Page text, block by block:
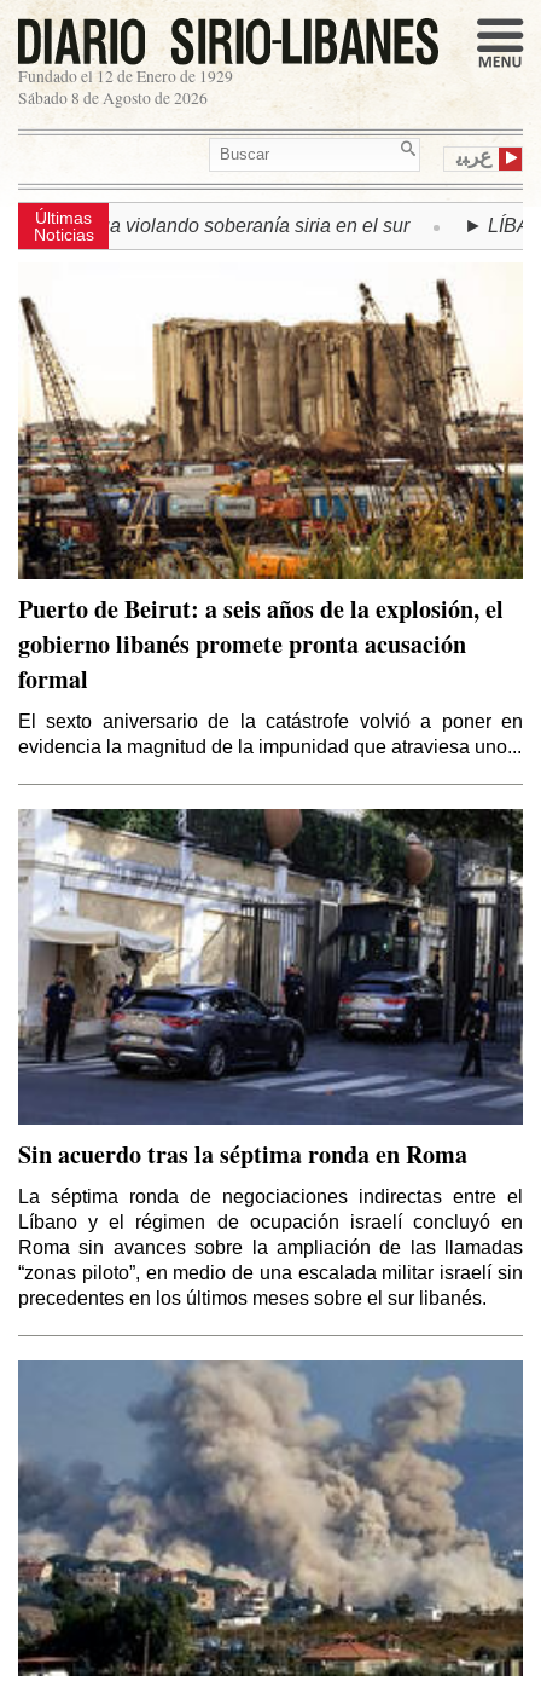
Fundado el 12 de Enero de 1929
Sábado 8 de Agosto de 2026
ﻉﺮﺒﻳ
Últimas
Noticias
violando soberanía siria en el sur ► LÍBANO | Se
Puerto de Beirut: a seis años de la explosión, el
gobierno libanés promete pronta acusación
formal
El sexto aniversario de la catástrofe volvió a poner en
evidencia la magnitud de la impunidad que atraviesa uno...
Sin acuerdo tras la séptima ronda en Roma
La séptima ronda de negociaciones indirectas entre el
Líbano y el régimen de ocupación israelí concluyó en
Roma sin avances sobre la ampliación de las llamadas
“zonas piloto”, en medio de una escalada militar israelí sin
precedentes en los últimos meses sobre el sur libanés.